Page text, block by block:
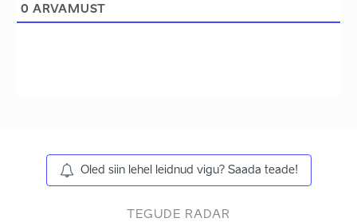
0 ARVAMUST
Oled siin lehel leidnud vigu? Saada teade!
TEGUDE RADAR